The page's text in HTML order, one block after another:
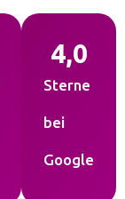
Sterne
bei
Google
4,0